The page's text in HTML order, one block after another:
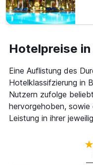
Hotelpreise in
Eine Auflistung des
Hotelklassifzierung in
Nutzern zufolge
hervorgehoben,
Leistung in ihrer